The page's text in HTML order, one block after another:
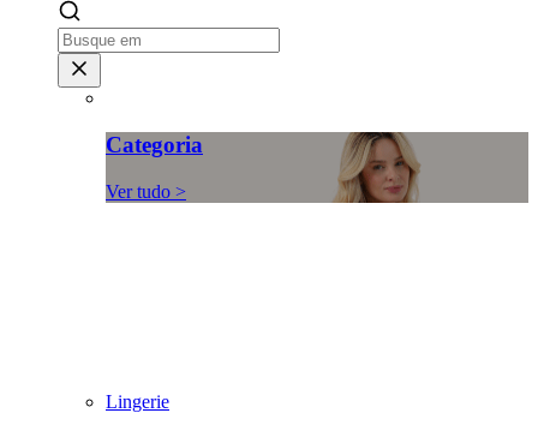
Categoria
Ver tudo >
Lingerie